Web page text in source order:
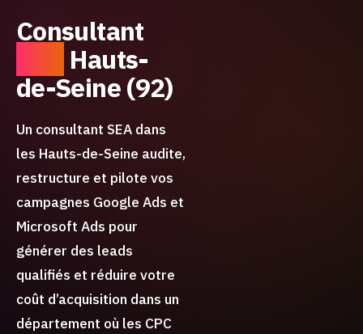
Consultant
Hauts-
de-Seine (92)
Un consultant SEA dans
les Hauts-de-Seine audite,
restructure et pilote vos
campagnes Google Ads et
Microsoft Ads pour
générer des leads
qualifiés et réduire votre
coût d’acquisition dans un
département où les CPC